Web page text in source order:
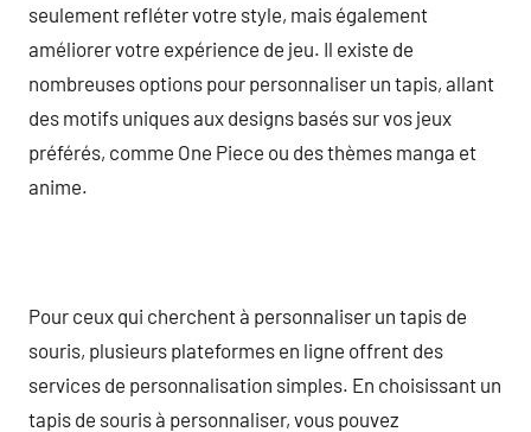
seulement refléter votre style, mais également
améliorer votre expérience de jeu. Il existe de
nombreuses options pour personnaliser un tapis, allant
des motifs uniques aux designs basés sur vos jeux
préférés, comme One Piece ou des thèmes manga et
anime.
Pour ceux qui cherchent à personnaliser un tapis de
souris, plusieurs plateformes en ligne offrent des
services de personnalisation simples. En choisissant un
tapis de souris à personnaliser, vous pouvez